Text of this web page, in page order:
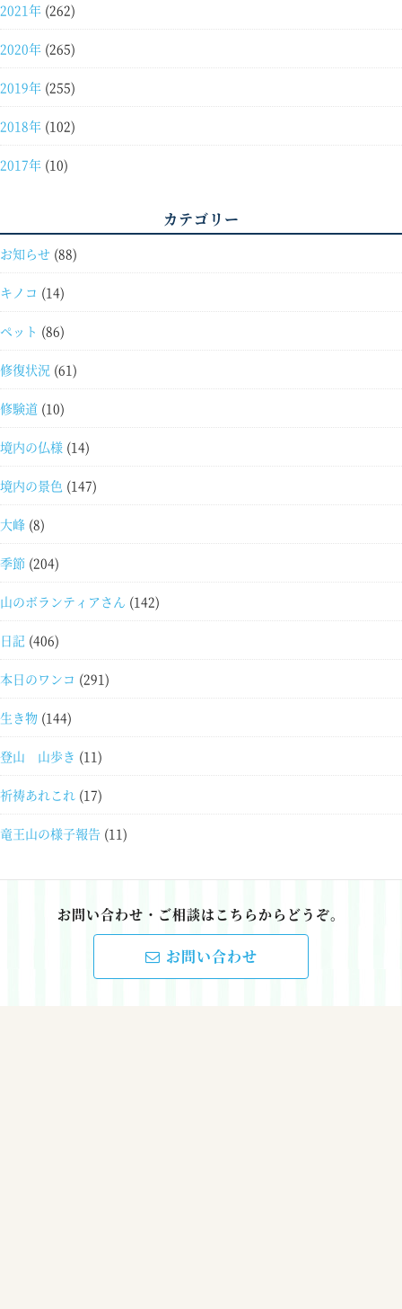
2021年 (262)
2020年 (265)
2019年 (255)
2018年 (102)
2017年 (10)
カテゴリー
お知らせ (88)
キノコ (14)
ペット (86)
修復状況 (61)
修験道 (10)
境内の仏様 (14)
境内の景色 (147)
大峰 (8)
季節 (204)
山のボランティアさん (142)
日記 (406)
本日のワンコ (291)
生き物 (144)
登山 山歩き (11)
祈祷あれこれ (17)
竜王山の様子報告 (11)
お問い合わせ・ご相談はこちらからどうぞ。
お問い合わせ